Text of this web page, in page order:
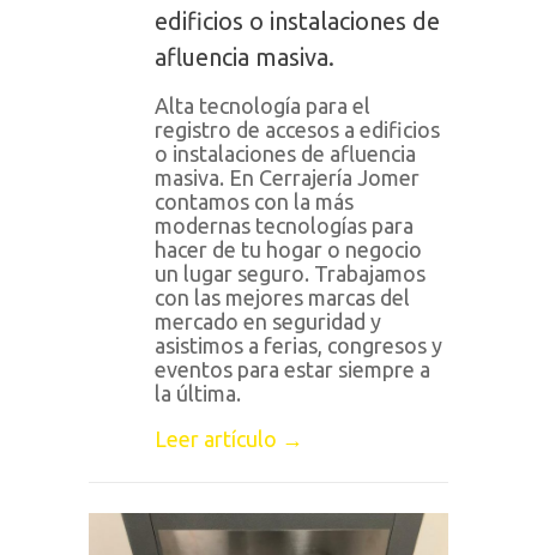
edificios o instalaciones de
afluencia masiva.
Alta tecnología para el
registro de accesos a edificios
o instalaciones de afluencia
masiva. En Cerrajería Jomer
contamos con la más
modernas tecnologías para
hacer de tu hogar o negocio
un lugar seguro. Trabajamos
con las mejores marcas del
mercado en seguridad y
asistimos a ferias, congresos y
eventos para estar siempre a
la última.
Leer artículo →